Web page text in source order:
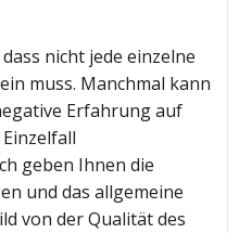
nicht jede einzelne
muss. Manchmal kann
Erfahrung auf
geben Ihnen die
und das allgemeine
von der Qualität des